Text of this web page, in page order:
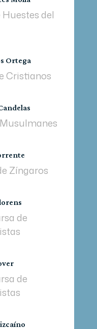
del
Ortega
Cristianos
Zíngaros
de
de